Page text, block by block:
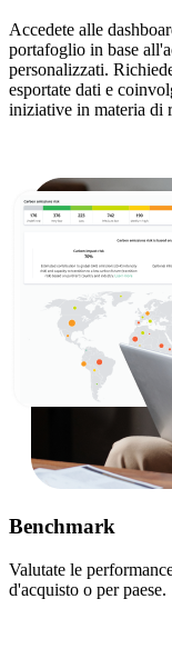
Accedete alle
portafoglio in base
personalizzati.
esportate dati e
iniziative in materia di
Benchmark
Valutate le
d'acquisto o per paese.